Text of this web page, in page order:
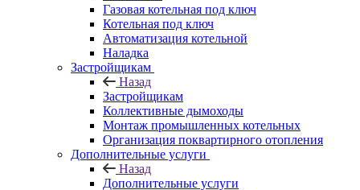
Газовая котельная под ключ
Котельная под ключ
Автоматизация котельной
Наладка
Застройщикам
Назад
Застройщикам
Коллективные дымоходы
Монтаж промышленных котельных
Организация поквартирного отопления
Дополнительные услуги
Назад
Дополнительные услуги